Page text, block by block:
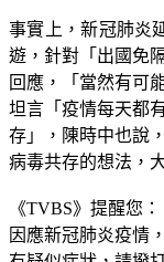
事實上，新冠肺炎
遊，針對「出國免
回應，「當然有可
坦言「疫情每天都
存」，陳時中也說
病毒共存的想法，
《TVBS》提醒您：
因應新冠肺炎疫情